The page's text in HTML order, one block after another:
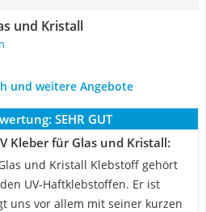
und Kristall
und weitere Angebote
SEHR GUT
Kleber für Glas und Kristall:
und Kristall Klebstoff gehört
UV-Haftklebstoffen. Er ist
uns vor allem mit seiner kurzen